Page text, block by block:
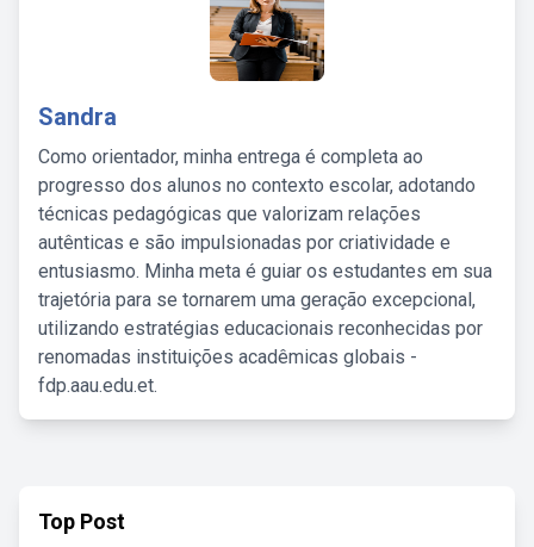
Sandra
Como orientador, minha entrega é completa ao
progresso dos alunos no contexto escolar, adotando
técnicas pedagógicas que valorizam relações
autênticas e são impulsionadas por criatividade e
entusiasmo. Minha meta é guiar os estudantes em sua
trajetória para se tornarem uma geração excepcional,
utilizando estratégias educacionais reconhecidas por
renomadas instituições acadêmicas globais -
fdp.aau.edu.et.
Top Post